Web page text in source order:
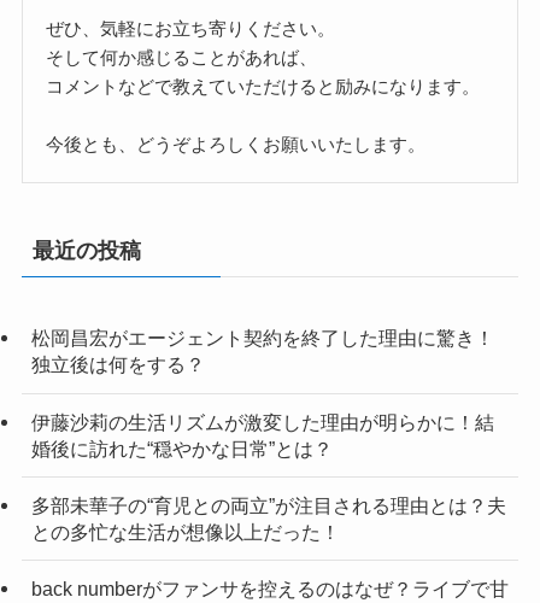
ぜひ、気軽にお立ち寄りください。
そして何か感じることがあれば、
コメントなどで教えていただけると励みになります。
今後とも、どうぞよろしくお願いいたします。
最近の投稿
松岡昌宏がエージェント契約を終了した理由に驚き！
独立後は何をする？
伊藤沙莉の生活リズムが激変した理由が明らかに！結
婚後に訪れた“穏やかな日常”とは？
多部未華子の“育児との両立”が注目される理由とは？夫
との多忙な生活が想像以上だった！
back numberがファンサを控えるのはなぜ？ライブで甘